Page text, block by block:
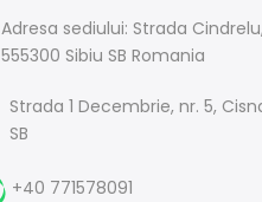
Adresa sediului: Strada
555300 Sibiu SB Romania
Strada 1 Decembrie, nr. 5,
SB
+40 771578091